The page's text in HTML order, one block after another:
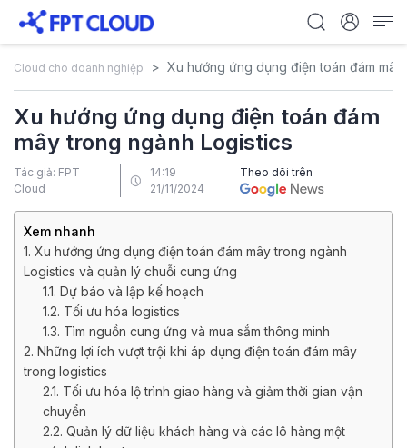
Cloud cho doanh nghiệp Xu hướng ứng dụng điện toán đám
Xu hướng ứng dụng điện toán đám
mây trong ngành Logistics
Tác giả: FPT
Cloud
14:19
21/11/2024
Theo dõi trên
Xem nhanh
1. Xu hướng ứng dụng điện toán đám mây trong ngành
Logistics và quản lý chuỗi cung ứng
1.1. Dự báo và lập kế hoạch
1.2. Tối ưu hóa logistics
1.3. Tìm nguồn cung ứng và mua sắm thông minh
2. Những lợi ích vượt trội khi áp dụng điện toán đám mây
trong logistics
2.1. Tối ưu hóa lộ trình giao hàng và giảm thời gian vận
chuyển
2.2. Quản lý dữ liệu khách hàng và các lô hàng một